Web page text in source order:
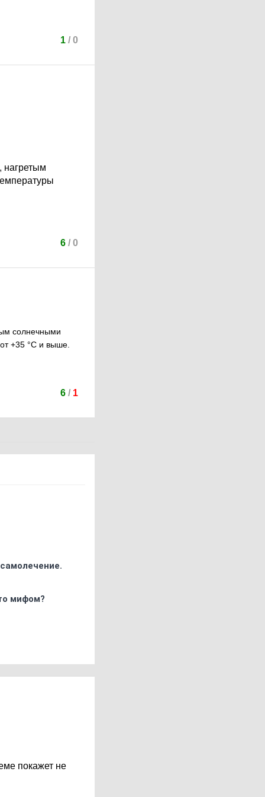
1/ 0
нагретым
6/ 0
солнечными
+35 °C и выше.
6/ 1
мифом?
покажет не